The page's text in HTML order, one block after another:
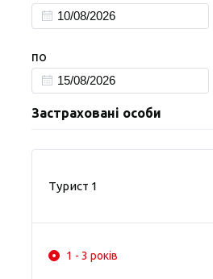
по
Застраховані особи
Турист 1
1 - 3 років